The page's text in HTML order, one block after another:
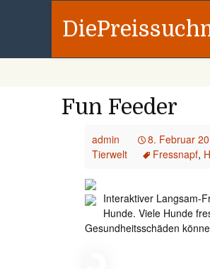
Fun Feeder
admin 8. Februar
Tierwelt
Fressnapf,
Interaktiver Langsam-
Hunde. Viele Hunde
Gesundheitsschäden